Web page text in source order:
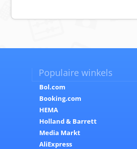
Populaire winkels
Bol.com
Booking.com
HEMA
Holland & Barrett
Media Markt
AliExpress